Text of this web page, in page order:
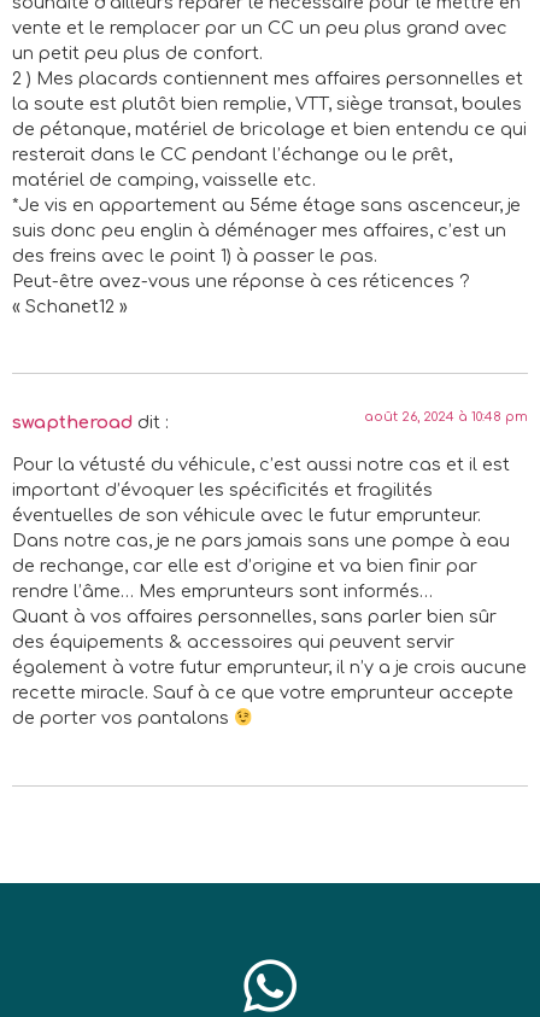
vente et le remplacer par un CC un peu plus grand avec
un petit peu plus de confort.
2 ) Mes placards contiennent mes affaires personnelles et
la soute est plutôt bien remplie, VTT, siège transat, boules
de pétanque, matériel de bricolage et bien entendu ce qui
resterait dans le CC pendant l’échange ou le prêt,
matériel de camping, vaisselle etc.
*Je vis en appartement au 5éme étage sans ascenceur, je
suis donc peu englin à déménager mes affaires, c’est un
des freins avec le point 1) à passer le pas.
Peut-être avez-vous une réponse à ces réticences ?
« Schanet12 »
swaptheroad dit : août 26, 2024 à 10:48 pm
Pour la vétusté du véhicule, c’est aussi notre cas et il est
important d’évoquer les spécificités et fragilités
éventuelles de son véhicule avec le futur emprunteur.
Dans notre cas, je ne pars jamais sans une pompe à eau
de rechange, car elle est d’origine et va bien finir par
rendre l’âme… Mes emprunteurs sont informés…
Quant à vos affaires personnelles, sans parler bien sûr
des équipements & accessoires qui peuvent servir
également à votre futur emprunteur, il n’y a je crois aucune
recette miracle. Sauf à ce que votre emprunteur accepte
de porter vos pantalons